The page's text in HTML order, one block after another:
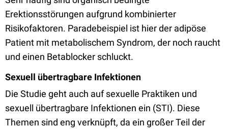
Erektionsstörungen aufgrund kombinierter
Risikofaktoren. Paradebeispiel ist hier der adipöse
Patient mit metabolischem Syndrom, der noch raucht
und einen Betablocker schluckt.
Sexuell übertragbare Infektionen
Die Studie geht auch auf sexuelle Praktiken und
sexuell übertragbare Infektionen ein (STI). Diese
Themen sind eng verknüpft, da ein großer Teil der